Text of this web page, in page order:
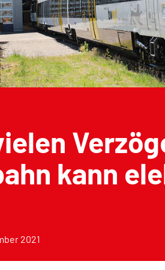
kann
2021